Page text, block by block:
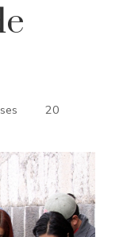
20